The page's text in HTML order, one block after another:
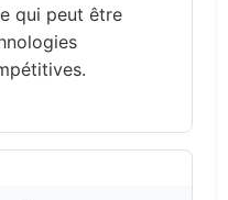
qui peut être